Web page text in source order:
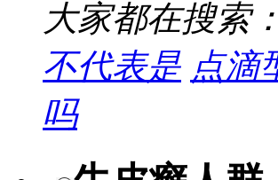
大家都在搜索：
不代表是 点滴
吗